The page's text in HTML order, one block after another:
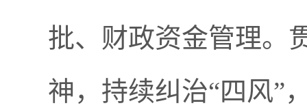
批、财政资金管理。
神，持续纠治“四风”